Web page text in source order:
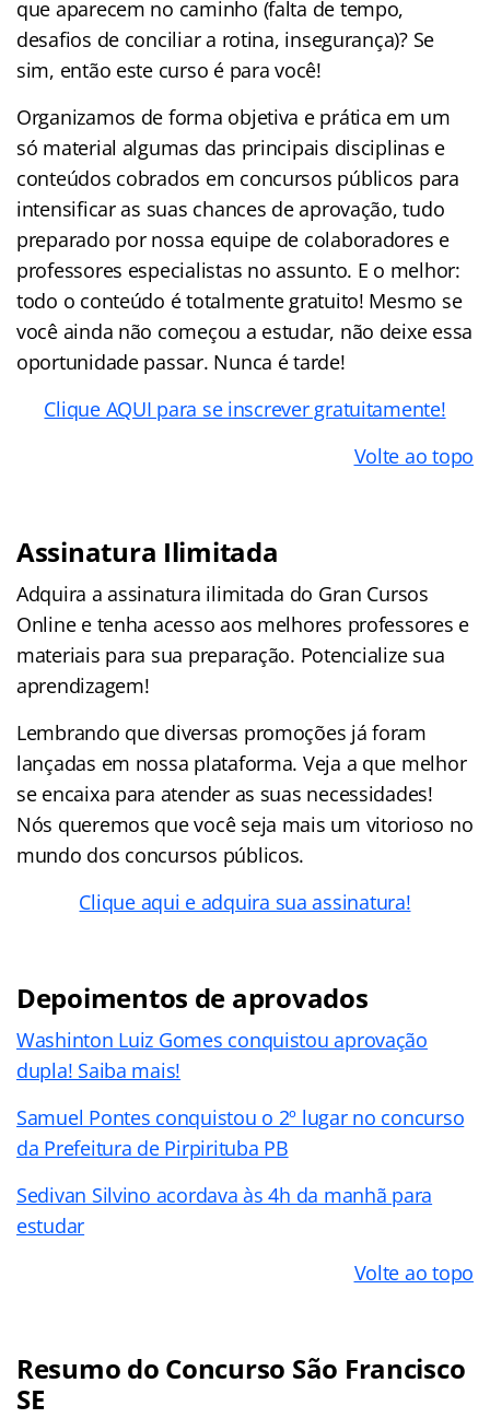
que aparecem no caminho (falta de tempo,
desafios de conciliar a rotina, insegurança)? Se
sim, então este curso é para você!
Organizamos de forma objetiva e prática em um
só material algumas das principais disciplinas e
conteúdos cobrados em concursos públicos para
intensificar as suas chances de aprovação, tudo
preparado por nossa equipe de colaboradores e
professores especialistas no assunto. E o melhor:
todo o conteúdo é totalmente gratuito! Mesmo se
você ainda não começou a estudar, não deixe essa
oportunidade passar. Nunca é tarde!
Clique AQUI para se inscrever gratuitamente!
Volte ao topo
Assinatura Ilimitada
Adquira a assinatura ilimitada do Gran Cursos
Online e tenha acesso aos melhores professores e
materiais para sua preparação. Potencialize sua
aprendizagem!
Lembrando que diversas promoções já foram
lançadas em nossa plataforma. Veja a que melhor
se encaixa para atender as suas necessidades!
Nós queremos que você seja mais um vitorioso no
mundo dos concursos públicos.
Clique aqui e adquira sua assinatura!
Depoimentos de aprovados
Washinton Luiz Gomes conquistou aprovação
dupla! Saiba mais!
Samuel Pontes conquistou o 2º lugar no concurso
da Prefeitura de Pirpirituba PB
Sedivan Silvino acordava às 4h da manhã para
estudar
Volte ao topo
Resumo do Concurso São Francisco
SE